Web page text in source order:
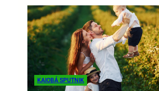
KAIOBÁ SPUTNIK